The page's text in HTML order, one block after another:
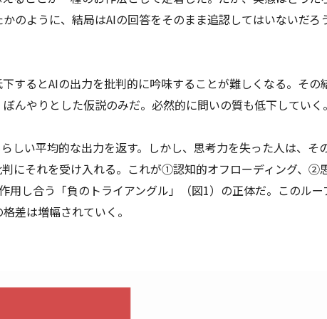
のように、結局はAIの回答をそのまま追認してはいないだろ
するとAIの出力を批判的に吟味することが難しくなる。その
んやりとした仮説のみだ。必然的に問いの質も低下していく。
しい平均的な出力を返す。しかし、思考力を失った人は、そ
にそれを受け入れる。これが①認知的オフローディング、②
し合う「負のトライアングル」（図1）の正体だ。このルー
差は増幅されていく。